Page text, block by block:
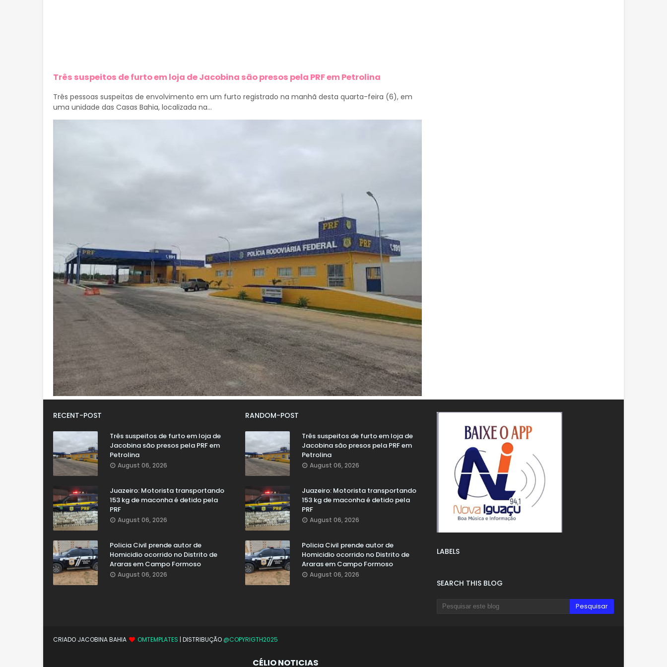
Três suspeitos de furto em loja de Jacobina são presos pela PRF em Petrolina
Três pessoas suspeitas de envolvimento em um furto registrado na manhã desta quarta-feira (6), em
uma unidade das Casas Bahia, localizada na...
RECENT-POST
Três suspeitos de furto em loja de
Jacobina são presos pela PRF em
Petrolina
August 06, 2026
Juazeiro: Motorista transportando
153 kg de maconha é detido pela
PRF
August 06, 2026
Policia Civil prende autor de
Homicidio ocorrido no Distrito de
Araras em Campo Formoso
August 06, 2026
RANDOM-POST
Três suspeitos de furto em loja de
Jacobina são presos pela PRF em
Petrolina
August 06, 2026
Juazeiro: Motorista transportando
153 kg de maconha é detido pela
PRF
August 06, 2026
Policia Civil prende autor de
Homicidio ocorrido no Distrito de
Araras em Campo Formoso
August 06, 2026
LABELS
SEARCH THIS BLOG
CRIADO JACOBINA BAHIA OMTEMPLATES | DISTRIBUÇÃO @COPYRIGTH2025
CÉLIO NOTICIAS